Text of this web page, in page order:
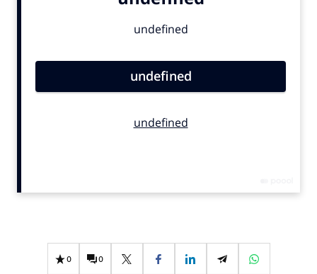
Campagnes
Design
0 0